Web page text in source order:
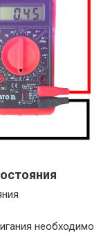
необходимо